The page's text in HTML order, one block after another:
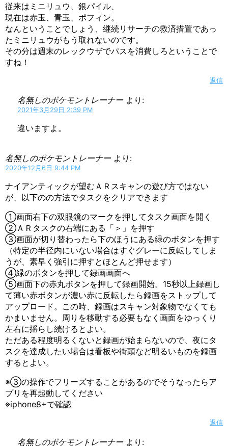
従来はミニリュウ、銀パイル、
現在は赤玉、青玉、ポフィン。
なんということでしょう、継続リサーチの救済措置であっ
たミニリュウがもう取れないのです。
その分は週末のレックウザでパスを消費しろということで
すね！
返信
名無しのポケモントレーナー より:
2021年3月29日 2:39 PM
違いますよ。
名無しのポケモントレーナー より:
2020年12月6日 9:44 PM
ナイアンティックが望むＡＲスキャンの遊び方ではない
が、以下のの方法でタスクをクリアできます
①画面右下の双眼鏡のマークを押してタスク画面を開く
②ＡＲタスクの右端にある「＞」を押す
③画面が切り替わったら下のほうにある緑のボタンを押す
（特定の半径内にいない場合はすぐグレーに反転してしま
うが、素早く強引に押すとほとんど押せます）
④緑のボタンを押して録画画面へ
⑤画面下の赤丸ボタンを押して録画開始。15秒以上録画し
て薄い赤ボタンが濃い赤に反転したら録画をストップして
アップロード。この時、録画はスキャン対象物でなくても
かまいません。周りを移動する必要もなく画面をゆっくり
左右に揺らし続けるとよい。
ただある程度明るくないと録画が始まらないので、夜にタ
スクを達成したい場合は看板や街頭など明るいものを録画
するとよい。
※③の操作でフリーズすることがあるのでそうなったらア
プリを再起動してください
※iphone8+で確認
返信
名無しのポケモントレーナー より: